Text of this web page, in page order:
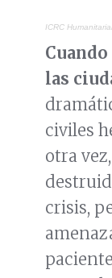
ICRC
las
civiles
otra
crisis,